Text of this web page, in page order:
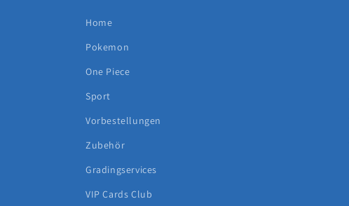
Home
Pokemon
One Piece
Sport
Vorbestellungen
Zubehör
Gradingservices
VIP Cards Club